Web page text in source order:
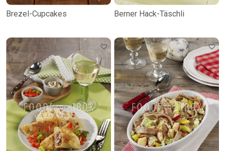
Brezel-Cupcakes Berner Hack-Täschli